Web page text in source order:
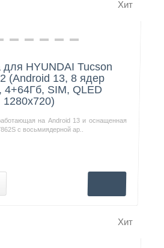
Хит
дешевле?
для HYUNDAI Tucson
(Android 13, 8 ядер
4+64Гб, SIM, QLED
1280x720)
на Android 13 и оснащенная
с восьмиядерной ар..
Хит